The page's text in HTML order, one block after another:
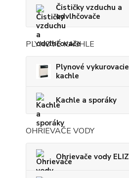
Čističky vzduchu a
odvlhčovače
PLYNOVÉ KACHLE
Plynové vykurovacie
kachle
Kachle a sporáky
OHRIEVAČE VODY
Ohrievače vody ELIZ